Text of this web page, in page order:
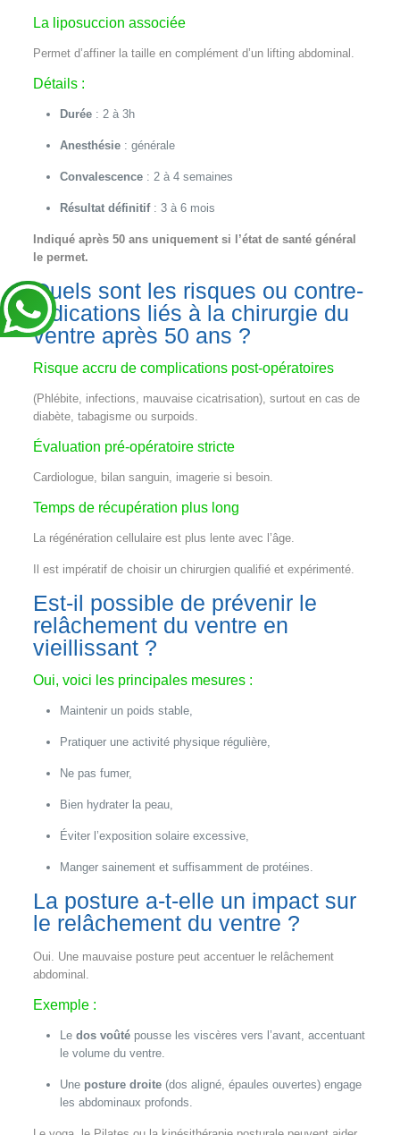
La liposuccion associée
Permet d’affiner la taille en complément d’un lifting abdominal.
Détails :
Durée: 2 à 3h
Anesthésie: générale
Convalescence: 2 à 4 semaines
Résultat définitif: 3 à 6 mois
Indiqué après 50 ans uniquement si l’état de santé général
le permet.
Quels sont les risques ou contre-
indications liés à la chirurgie du
ventre après 50 ans ?
Risque accru de complications post-opératoires
(Phlébite, infections, mauvaise cicatrisation), surtout en cas de
diabète, tabagisme ou surpoids.
Évaluation pré-opératoire stricte
Cardiologue, bilan sanguin, imagerie si besoin.
Temps de récupération plus long
La régénération cellulaire est plus lente avec l’âge.
Il est impératif de choisir un chirurgien qualifié et expérimenté.
Est-il possible de prévenir le
relâchement du ventre en
vieillissant ?
Oui, voici les principales mesures :
Maintenir un poids stable,
Pratiquer une activité physique régulière,
Ne pas fumer,
Bien hydrater la peau,
Éviter l’exposition solaire excessive,
Manger sainement et suffisamment de protéines.
La posture a-t-elle un impact sur
le relâchement du ventre ?
Oui. Une mauvaise posture peut accentuer le relâchement
abdominal.
Exemple :
Le dos voûtépousse les viscères vers l’avant, accentuant
le volume du ventre.
Une posture droite(dos aligné, épaules ouvertes) engage
les abdominaux profonds.